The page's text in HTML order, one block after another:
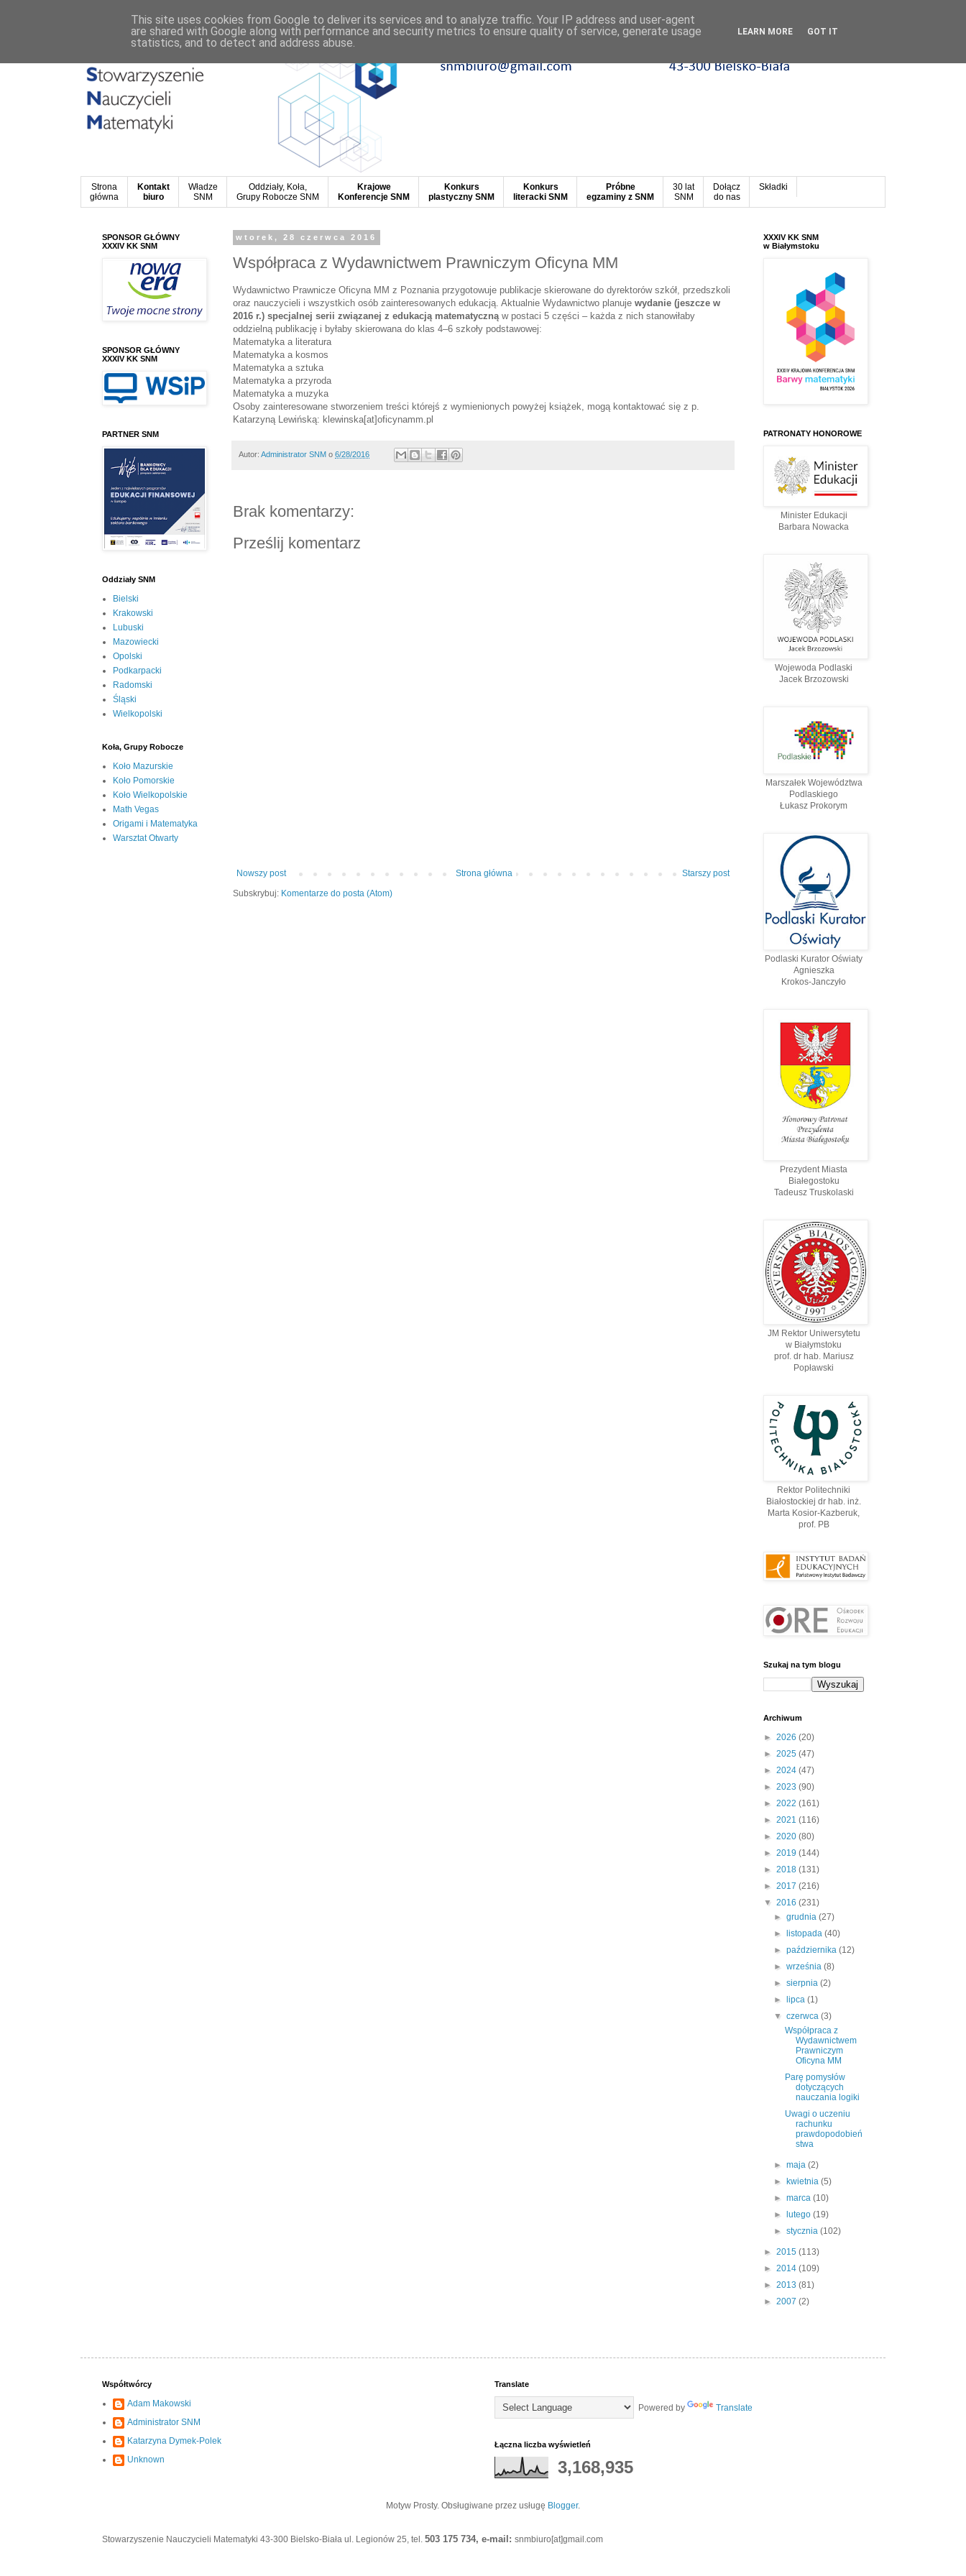
Strona
główna
Kontakt
biuro
Władze
SNM
Oddziały, Koła,
Grupy Robocze SNM
Krajowe
Konferencje SNM
Konkurs
plastyczny SNM
Konkurs
literacki SNM
Próbne
egzaminy z SNM
30 lat
SNM
Dołącz
do nas
Składki
wtorek, 28 czerwca 2016
Współpraca z Wydawnictwem Prawniczym Oficyna MM
Wydawnictwo Prawnicze Oficyna MM z Poznania przygotowuje publikacje skierowane do dyrektorów szkół, przedszkoli
oraz nauczycieli i wszystkich osób zainteresowanych edukacją. Aktualnie Wydawnictwo planuje wydanie (jeszcze w
2016 r.) specjalnej serii związanej z edukacją matematycznąw postaci 5 części – każda z nich stanowiłaby
oddzielną publikację i byłaby skierowana do klas 4–6 szkoły podstawowej:
Matematyka a literatura
Matematyka a kosmos
Matematyka a sztuka
Matematyka a przyroda
Matematyka a muzyka
Osoby zainteresowane stworzeniem treści którejś z wymienionych powyżej książek, mogą kontaktować się z p.
Katarzyną Lewińską: klewinska[at]oficynamm.pl
Autor: Administrator SNM o 6/28/2016
Brak komentarzy:
Prześlij komentarz
Nowszy post Starszy post
Strona główna
Subskrybuj: Komentarze do posta (Atom)
SPONSOR GŁÓWNY
XXXIV KK SNM
SPONSOR GŁÓWNY
XXXIV KK SNM
PARTNER SNM
Oddziały SNM
Bielski
Krakowski
Lubuski
Mazowiecki
Opolski
Podkarpacki
Radomski
Śląski
Wielkopolski
Koła, Grupy Robocze
Koło Mazurskie
Koło Pomorskie
Koło Wielkopolskie
Math Vegas
Origami i Matematyka
Warsztat Otwarty
XXXIV KK SNM
w Białymstoku
PATRONATY HONOROWE
Minister Edukacji
Barbara Nowacka
Wojewoda Podlaski
Jacek Brzozowski
Marszałek Województwa
Podlaskiego
Łukasz Prokorym
Podlaski Kurator Oświaty
Agnieszka
Krokos-Janczyło
Prezydent Miasta
Białegostoku
Tadeusz Truskolaski
JM Rektor Uniwersytetu
w Białymstoku
prof. dr hab. Mariusz
Popławski
Rektor Politechniki
Białostockiej dr hab. inż.
Marta Kosior-Kazberuk,
prof. PВ
Szukaj na tym blogu
Archiwum
► 2026 (20)
► 2025 (47)
► 2024 (47)
► 2023 (90)
► 2022 (161)
► 2021 (116)
► 2020 (80)
► 2019 (144)
► 2018 (131)
► 2017 (216)
▼ 2016 (231)
►grudnia(27)
►
listopada(40)
►października(12)
►września(8)
►sierpnia(2)
►
lipca(1)
▼czerwca(3)
Współpraca z
Wydawnictwem
Prawniczym
Oficyna MM
Parę pomysłów
dotyczących
nauczania logiki
Uwagi o uczeniu
rachunku
prawdopodobień
stwa
►maja(2)
►
kwietnia(5)
►marca(10)
►
lutego(19)
►stycznia(102)
► 2015 (113)
► 2014 (109)
► 2013 (81)
► 2007 (2)
Współtwórcy
Adam Makowski
Administrator SNM
Katarzyna Dymek-Polek
Unknown
Translate
Powered by Translate
Łączna liczba wyświetleń
3,168,935
Motyw Prosty. Obsługiwane przez usługę Blogger.
Stowarzyszenie Nauczycieli Matematyki 43-300 Bielsko-Biała ul. Legionów 25, tel. 503 175 734, e-mail: snmbiuro[at]gmail.com
This site uses cookies from Google to deliver its services and to analyze traffic. Your IP address and user-agent
are shared with Google along with performance and security metrics to ensure quality of service, generate usage
statistics, and to detect and address abuse.
LEARN MORE GOT IT